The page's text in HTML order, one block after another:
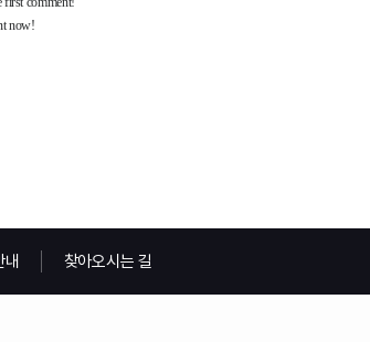
찾아오시는 길